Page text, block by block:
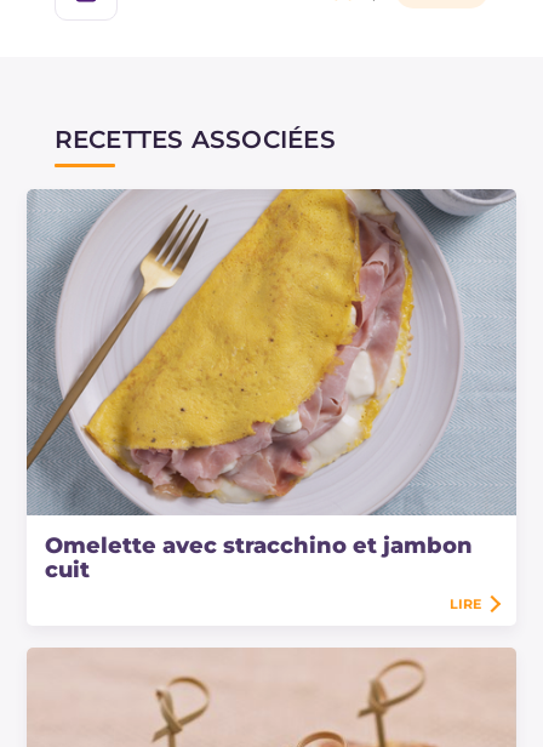
RECETTES ASSOCIÉES
Omelette avec stracchino et jambon
cuit
LIRE